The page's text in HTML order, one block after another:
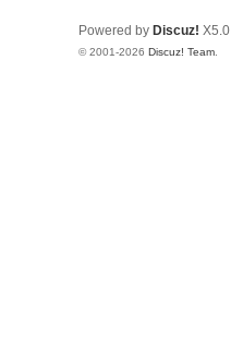
Powered by Discuz! X5.0
© 2001-2026 Discuz! Team